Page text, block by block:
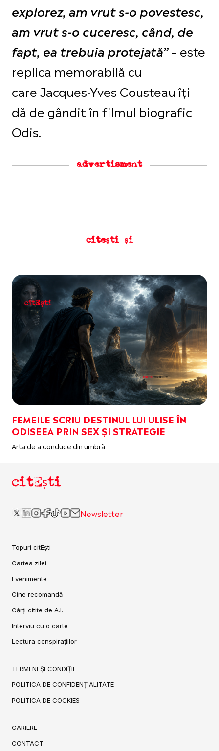
explorez, am vrut s-o povestesc,
am vrut s-o cuceresc, când, de
fapt, ea trebuia protejată”– este
replica memorabilă cu
care Jacques-Yves Cousteau îți
dă de gândit în filmul biografic
Odis.
advertisment
citești și
FEMEILE SCRIU DESTINUL LUI ULISE ÎN
ODISEEA PRIN SEX ȘI STRATEGIE
Arta de a conduce din umbră
citEști
Newsletter
Topuri citEști
Cartea zilei
Evenimente
Cine recomandă
Cărți citite de A.I.
Interviu cu o carte
Lectura conspirațiilor
TERMENI ȘI CONDIȚII
POLITICA DE CONFIDENȚIALITATE
POLITICA DE COOKIES
CARIERE
CONTACT